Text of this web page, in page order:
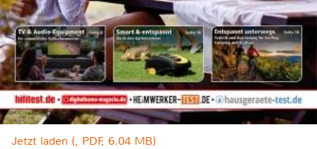
Jetzt laden (, PDF, 6.04 MB)